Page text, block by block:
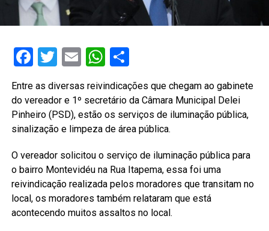
Facebook
Twitter
EmailWhatsApp
Share
Entre as diversas reivindicações que chegam ao gabinete
do vereador e 1º secretário da Câmara Municipal Delei
Pinheiro (PSD), estão os serviços de iluminação pública,
sinalização e limpeza de área pública.
O vereador solicitou o serviço de iluminação pública para
o bairro Montevidéu na Rua Itapema, essa foi uma
reivindicação realizada pelos moradores que transitam no
local, os moradores também relataram que está
acontecendo muitos assaltos no local.